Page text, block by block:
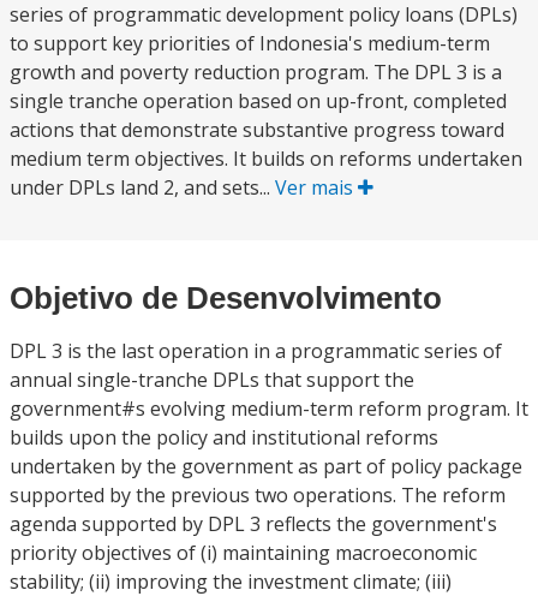
series of programmatic development policy loans (DPLs)
to support key priorities of Indonesia's medium-term
growth and poverty reduction program. The DPL 3 is a
single tranche operation based on up-front, completed
actions that demonstrate substantive progress toward
medium term objectives. It builds on reforms undertaken
under DPLs land 2, and sets... Ver mais
Objetivo de Desenvolvimento
DPL 3 is the last operation in a programmatic series of
annual single-tranche DPLs that support the
government#s evolving medium-term reform program. It
builds upon the policy and institutional reforms
undertaken by the government as part of policy package
supported by the previous two operations. The reform
agenda supported by DPL 3 reflects the government's
priority objectives of (i) maintaining macroeconomic
stability; (ii) improving the investment climate; (iii)